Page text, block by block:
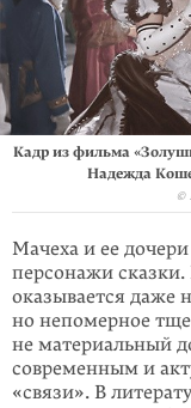
Кадр из фильма
Надежда
©
Мачеха и ее
персонажи
оказывается даже
но не­­померное
не материальный
современным и
«связи». В